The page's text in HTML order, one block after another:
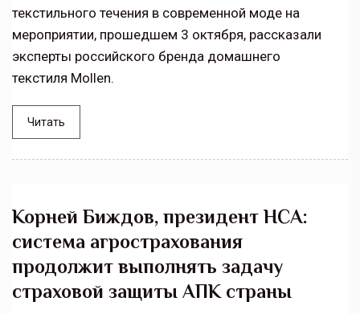
текстильного течения в современной моде на
мероприятии, прошедшем 3 октября, рассказали
эксперты российского бренда домашнего
текстиля Mollen.
Читать
Корней Биждов, президент НСА:
система агрострахования
продолжит выполнять задачу
страховой защиты АПК страны